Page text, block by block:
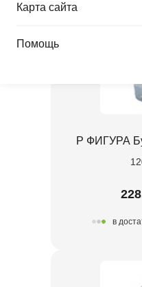
Карта сайта
Помощь
Р ФИГУРА
в